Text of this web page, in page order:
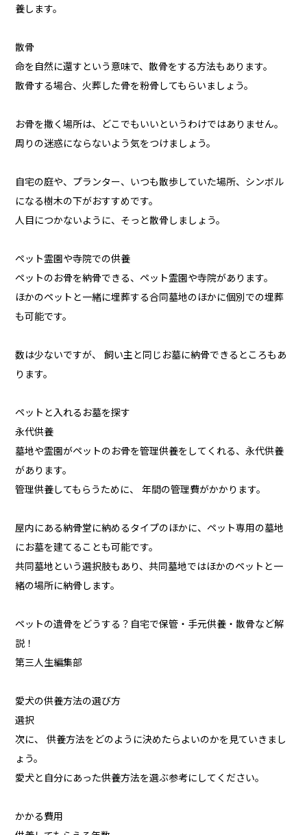
養します。
散骨
命を自然に還すという意味で、散骨をする方法もあります。
散骨する場合、火葬した骨を粉骨してもらいましょう。
お骨を撒く場所は、どこでもいいというわけではありません。
周りの迷惑にならないよう気をつけましょう。
自宅の庭や、プランター、いつも散歩していた場所、シンボル
になる樹木の下がおすすめです。
人目につかないように、そっと散骨しましょう。
ペット霊園や寺院での供養
ペットのお骨を納骨できる、ペット霊園や寺院があります。
ほかのペットと一緒に埋葬する合同墓地のほかに個別での埋葬
も可能です。
数は少ないですが、 飼い主と同じお墓に納骨できるところもあ
ります。
ペットと入れるお墓を探す
永代供養
墓地や霊園がペットのお骨を管理供養をしてくれる、永代供養
があります。
管理供養してもらうために、 年間の管理費がかかります。
屋内にある納骨堂に納めるタイプのほかに、ペット専用の墓地
にお墓を建てることも可能です。
共同墓地という選択肢もあり、共同墓地ではほかのペットと一
緒の場所に納骨します。
ペットの遺骨をどうする？自宅で保管・手元供養・散骨など解
説！
第三人生編集部
愛犬の供養方法の選び方
選択
次に、 供養方法をどのように決めたらよいのかを見ていきまし
ょう。
愛犬と自分にあった供養方法を選ぶ参考にしてください。
かかる費用